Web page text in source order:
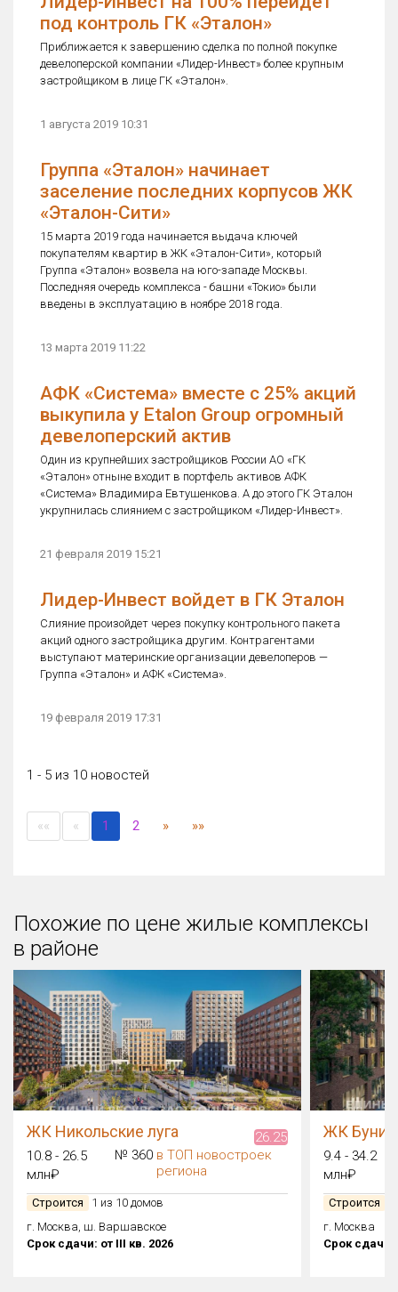
под контроль ГК «Эталон»
Приближается к завершению сделка по полной покупке
девелоперской компании «Лидер-Инвест» более крупным
застройщиком в лице ГК «Эталон».
1 августа 2019 10:31
Группа «Эталон» начинает
заселение последних корпусов ЖК
«Эталон-Сити»
15 марта 2019 года начинается выдача ключей
покупателям квартир в ЖК «Эталон-Сити», который
Группа «Эталон» возвела на юго-западе Москвы.
Последняя очередь комплекса - башни «Токио» были
введены в эксплуатацию в ноябре 2018 года.
13 марта 2019 11:22
АФК «Система» вместе с 25% акций
выкупила у Etalon Group огромный
девелоперский актив
Один из крупнейших застройщиков России АО «ГК
«Эталон» отныне входит в портфель активов АФК
«Система» Владимира Евтушенкова. А до этого ГК Эталон
укрупнилась слиянием с застройщиком «Лидер-Инвест».
21 февраля 2019 15:21
Лидер-Инвест войдет в ГК Эталон
Слияние произойдет через покупку контрольного пакета
акций одного застройщика другим. Контрагентами
выступают материнские организации девелоперов —
Группа «Эталон» и АФК «Система».
19 февраля 2019 17:31
1 - 5 из 10 новостей
«« « 1 (current)
2 » »»
Похожие по цене жилые комплексы
в районе
ЖК Никольские луга
26.25
10.8 - 26.5
млн₽
№ 360 в ТОП новостроек
региона
Строится
1 из 10 домов
г. Москва, ш. Варшавское
Срок сдачи: от III кв. 2026
ЖК
9.4 - 34.2
млн₽
Строится
г. Москва
Срок сдачи: